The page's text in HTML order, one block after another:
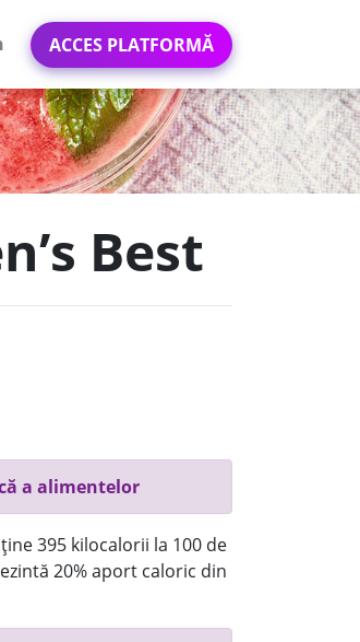
ACCES PLATFORMĂ
Best
a alimentelor
395 kilocalorii la 100 de
20% aport caloric din